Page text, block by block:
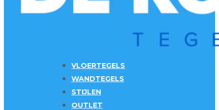
VLOERTEGELS
WANDTEGELS
STIJLEN
OUTLET